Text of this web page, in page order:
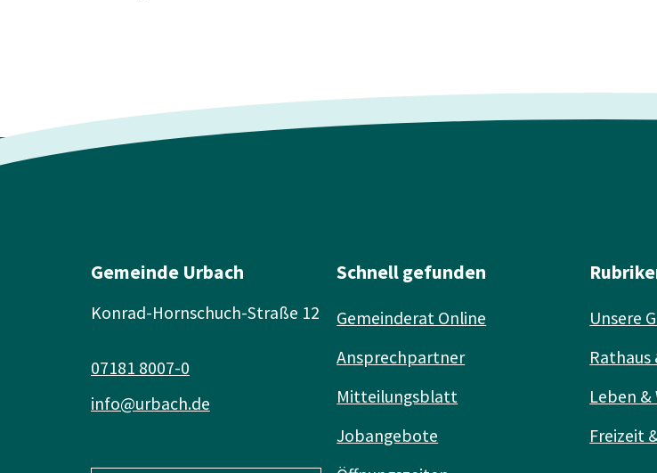
Gemeinde Urbach
Konrad-Hornschuch-Straße 12
info@urbach.de
07181 8007-0
Schnell gefunden
Gemeinderat Online
Ansprechpartner
Mitteilungsblatt
Jobangebote
Unsere
Rathaus
Leben &
Freizeit